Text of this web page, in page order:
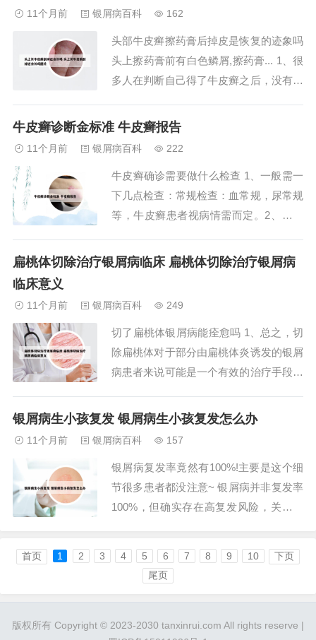
活质量。光疗：对于部分牛皮癣患者，光
疗（如窄谱...
11个月前 银屑病百科 162
头部牛皮癣擦药膏后掉皮是恢复的迹象吗
头上擦药膏前有白色鳞屑,擦药膏... 1、很
多人在判断自己得了牛皮癣之后，没有及
得了牛皮癣，再加上工作原因，没有时间
表明那层薄薄的鳞屑，刮除之后会有针尖
样的...
牛皮癣诊断金标准 牛皮癣报告
11个月前 银屑病百科 222
牛皮癣确诊需要做什么检查 1、一般需一
下几点检查：常规检查：血常规，尿常规
等，牛皮癣患者视病情需而定。2、血液
够精确的判断出是否是银屑病，方法就是
法其中一种，也是比较严格正规的，银屑
病的皮损部...
扁桃体切除治疗银屑病临床 扁桃体切除治疗银屑病
临床意义
11个月前 银屑病百科 249
切了扁桃体银屑病能痊愈吗 1、总之，切
除扁桃体对于部分由扁桃体炎诱发的银屑
病患者来说可能是一个有效的治疗手段，
者应根据自己的具体情况和医生的建议来
业的医院接受治疗也是病情好转以及减少
反复的关键...
银屑病生小孩复发 银屑病生小孩复发怎么办
11个月前 银屑病百科 157
银屑病复发率竟然有100%!主要是这个细
节很多患者都没注意~ 银屑病并非复发率
100%，但确实存在高复发风险，关键在
慢性皮肤病，其特点包括皮肤红斑、鳞屑
等，且病程较长，易反复发作。虽然有些
患者可能经历了多次复发，但并不能断言
银...
首页 1 2 3 4 5 6 7 8 9 10
下页
尾页
版权所有 Copyright © 2023-2030 tanxinrui.com All rights reserve |